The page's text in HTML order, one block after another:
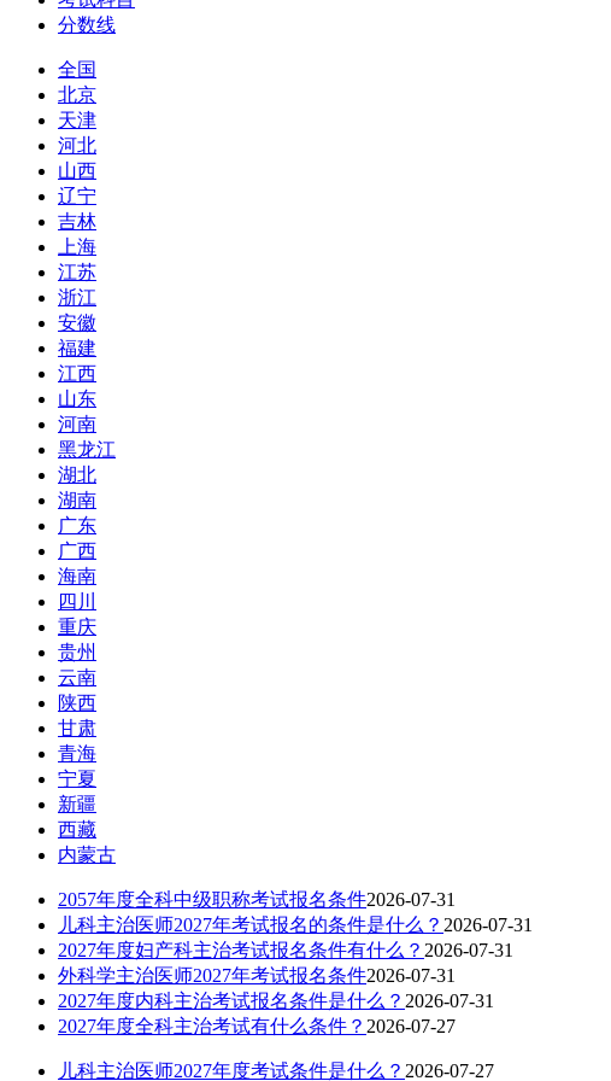
分数线
全国
北京
天津
河北
山西
辽宁
吉林
上海
江苏
浙江
安徽
福建
江西
山东
河南
黑龙江
湖北
湖南
广东
广西
海南
四川
重庆
贵州
云南
陕西
甘肃
青海
宁夏
新疆
西藏
内蒙古
2057年度全科中级职称考试报名条件2026-07-31
儿科主治医师2027年考试报名的条件是什么？ 2026-07-31
2027年度妇产科主治考试报名条件有什么？ 2026-07-31
外科学主治医师2027年考试报名条件2026-07-31
2027年度内科主治考试报名条件是什么？ 2026-07-31
2027年度全科主治考试有什么条件？ 2026-07-27
儿科主治医师2027年度考试条件是什么？ 2026-07-27